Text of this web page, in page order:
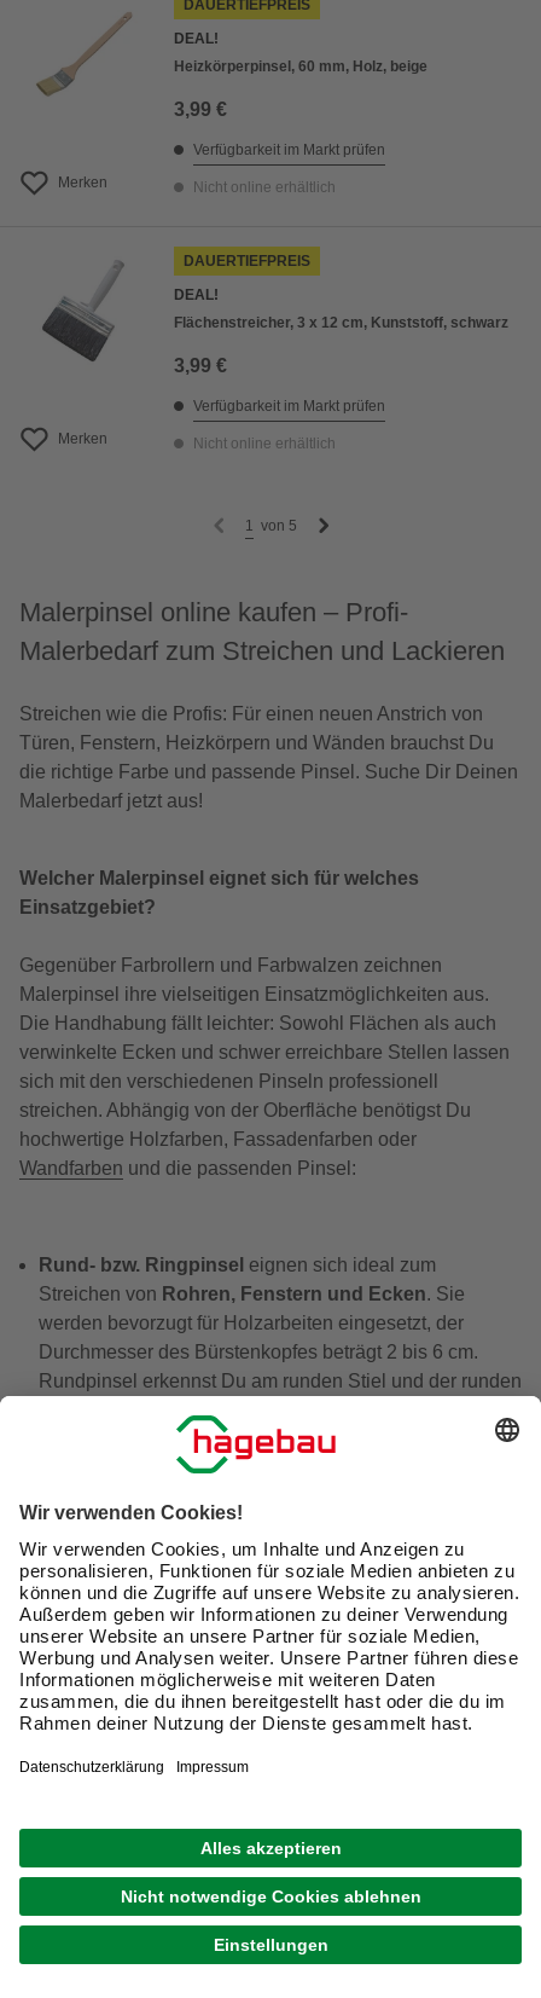
Merken
DAUERTIEFPREIS
DEAL!
Heizkörperpinsel, 60 mm, Holz, beige
3,99 €
Verfügbarkeit im Markt prüfen
Nicht online erhältlich
Merken
DAUERTIEFPREIS
DEAL!
Flächenstreicher, 3 x 12 cm, Kunststoff, schwarz
3,99 €
Verfügbarkeit im Markt prüfen
Nicht online erhältlich
1 von 5
Malerpinsel online kaufen – Profi-
Malerbedarf zum Streichen und Lackieren
Streichen wie die Profis: Für einen neuen Anstrich von
Türen, Fenstern, Heizkörpern und Wänden brauchst Du
die richtige Farbe und passende Pinsel. Suche Dir Deinen
Malerbedarf jetzt aus!
Welcher Malerpinsel eignet sich für welches
Einsatzgebiet?
Gegenüber Farbrollern und Farbwalzen zeichnen
Malerpinsel ihre vielseitigen Einsatzmöglichkeiten aus.
Die Handhabung fällt leichter: Sowohl Flächen als auch
verwinkelte Ecken und schwer erreichbare Stellen lassen
sich mit den verschiedenen Pinseln professionell
streichen. Abhängig von der Oberfläche benötigst Du
hochwertige Holzfarben, Fassadenfarben oder
Wandfarben und die passenden Pinsel:
Rund- bzw. Ringpinsel eignen sich ideal zum
Streichen von Rohren, Fenstern und Ecken. Sie
werden bevorzugt für Holzarbeiten eingesetzt, der
Durchmesser des Bürstenkopfes beträgt 2 bis 6 cm.
Rundpinsel erkennst Du am runden Stiel und der runden
hält, integrieren hochwertige Rundpinsel in der
Farbkammer eine Korkscheibe und haben ein Nylon-
Auftragen der Farbe, auf diese Weise erhältst Du eine
saubere Fläche.
Flachpinsel und Lackierpinsel sind die richtige Wahl
für große und ebene Flächenwie Innentüren. Die
Flachpinsel haben einen breiten Stiel und sind in
Größen von 2,5 bis 10 cm Breite erhältlich. Ein weiterer
Unterschied ist die Stärke der Borsten, es gilt: Je höher
die Stärke der Flachpinsel und Lackierpinsel ist, desto
höher ist die Qualität. Hochwertige Flachpinsel nehmen
Flächenstreichermit einer Breite von rund 7 bis 14 cm
sind die Alternative für Flächen wie Wände und
Fußböden. Für große Flächen eignen sich Farbroller
und Farbwalzen am besten.
Fensterpinsel mit Schrägschnittbringen beim